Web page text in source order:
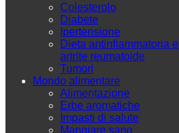
Colesterolo
Diabete
Ipertensione
Dieta antinfiammatoria e
artrite reumatoide
Tumori
Mondo alimentare
Alimentazione
Erbe aromatiche
Impasti di salute
Mangiare sano